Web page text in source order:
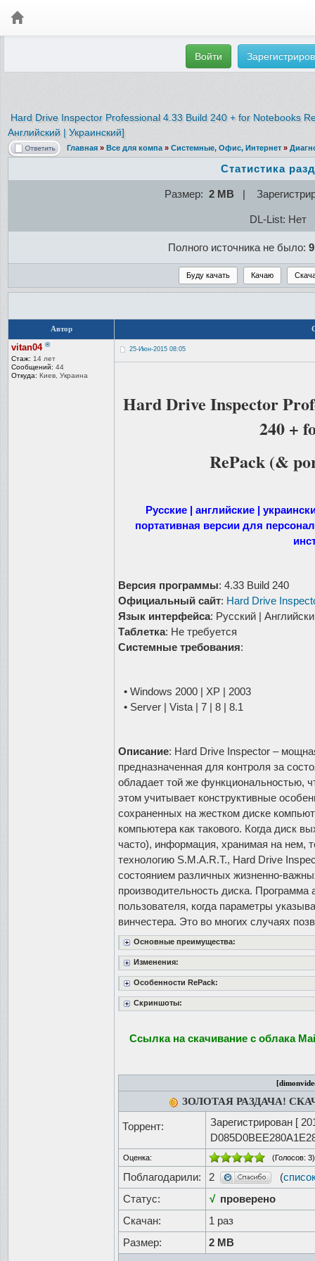
Войти
Hard Drive Inspector Professional4.33 Build 240 + for Notebooks
Английский | Украинский]
Главная » Все для компа » Системные, Офис, Интернет »
Статистика
Размер: 2 MB |
DL-List: Нет
Полного источника не было:
Автор
vitan04 ®
Стаж: 14 лет
Сообщений: 44
Откуда: Киев, Украина
25-Июн-2015 08:05
Hard Drive Inspector
240 +
RePack (&
Русские | английские |
портативная версии для
Версия программы: 4.33 Build 240
Официальный сайт: Hard Drive
Язык интерфейса: Русский |
Таблетка: Не требуется
Системные требования:
• Windows 2000 | XP | 2003
• Server | Vista | 7 | 8 | 8.1
Описание: Hard Drive Inspector –
предназначенная для контроля за
обладает той же функциональностью,
этом учитывает конструктивные
сохраненных на жестком диске
компьютера как такового. Когда диск
часто), информация, хранимая на нем,
технологию S.M.A.R.T., Hard Drive
состоянием различных жизненно-
производительность диска.
пользователя, когда параметры
винчестера. Это во многих случаях
Основные преимущества:
Изменения:
Особенности RePack:
Скриншоты:
Ссылка на скачивание с облака
ЗОЛОТАЯ РАЗДАЧА!
Торрент: Зарегистрирован [
Оценка: (Голосов: 3)
Поблагодарили: 2 (
Статус:
√ проверено
Скачан:
1 раз
Размер:
2 MB